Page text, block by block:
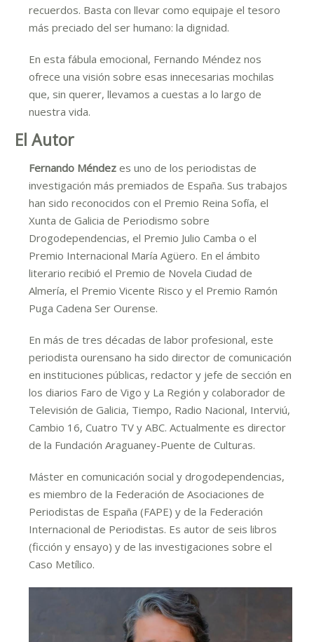
recuerdos. Basta con llevar como equipaje el tesoro
más preciado del ser humano: la dignidad.
En esta fábula emocional, Fernando Méndez nos
ofrece una visión sobre esas innecesarias mochilas
que, sin querer, llevamos a cuestas a lo largo de
nuestra vida.
El Autor
Fernando Méndez es uno de los periodistas de
investigación más premiados de España. Sus trabajos
han sido reconocidos con el Premio Reina Sofía, el
Xunta de Galicia de Periodismo sobre
Drogodependencias, el Premio Julio Camba o el
Premio Internacional María Agüero. En el ámbito
literario recibió el Premio de Novela Ciudad de
Almería, el Premio Vicente Risco y el Premio Ramón
Puga Cadena Ser Ourense.
En más de tres décadas de labor profesional, este
periodista ourensano ha sido director de comunicación
en instituciones públicas, redactor y jefe de sección en
los diarios Faro de Vigo y La Región y colaborador de
Televisión de Galicia, Tiempo, Radio Nacional, Interviú,
Cambio 16, Cuatro TV y ABC. Actualmente es director
de la Fundación Araguaney-Puente de Culturas.
Máster en comunicación social y drogodependencias,
es miembro de la Federación de Asociaciones de
Periodistas de España (FAPE) y de la Federación
Internacional de Periodistas. Es autor de seis libros
(ficción y ensayo) y de las investigaciones sobre el
Caso Metílico.